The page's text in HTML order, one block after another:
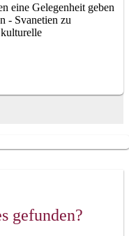
eine Gelegenheit geben
- Svanetien zu
gefunden?